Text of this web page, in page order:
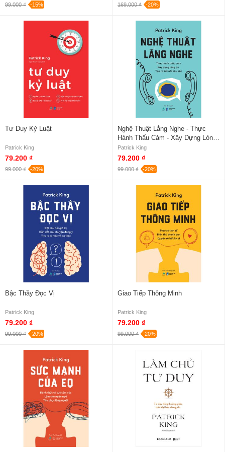
99.000 ₫ -15% 169.000 ₫ -20%
Tư Duy Kỷ Luật
Patrick King
79.200 ₫
99.000 ₫ -20%
Nghệ Thuật Lắng Nghe - Thực
Hành Thấu Cảm - Xây Dựng Lòng
Tin - Tạo Ra Kết Nối Sâu Sắc
Patrick King
79.200 ₫
99.000 ₫ -20%
Bậc Thầy Đọc Vị
Patrick King
79.200 ₫
99.000 ₫ -20%
Giao Tiếp Thông Minh
Patrick King
79.200 ₫
99.000 ₫ -20%